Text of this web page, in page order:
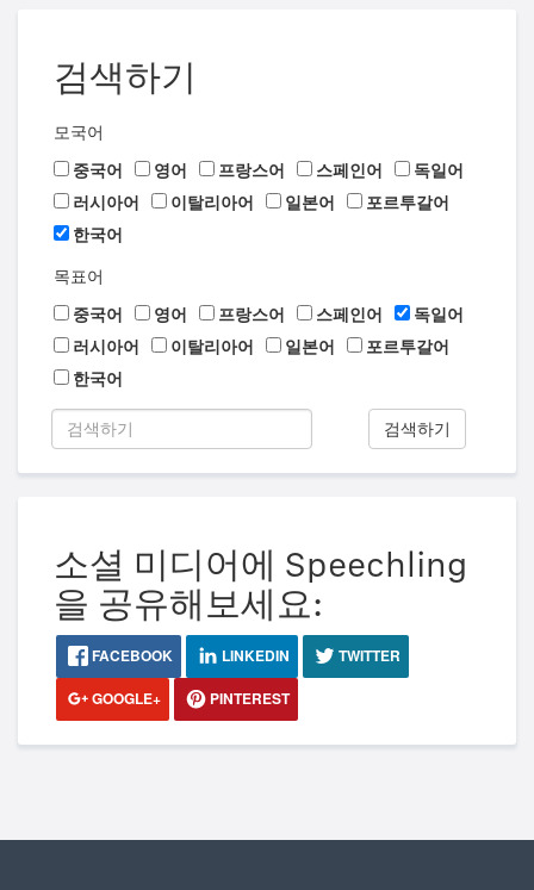
검색하기
모국어
중국어
영어 프랑스어 스페인어
독일어
러시아어
이탈리아어 일본어
포르투갈어
한국어
목표어
중국어
영어 프랑스어 스페인어
독일어
러시아어
이탈리아어 일본어
포르투갈어
한국어
검색하기
소셜 미디어에 Speechling
을 공유해보세요:
FACEBOOK LINKEDIN
TWITTER
GOOGLE+
PINTEREST